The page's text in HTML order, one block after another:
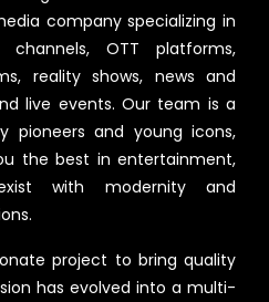
company specializing in
channels, OTT platforms,
reality shows, news and
live events. Our team is a
pioneers and young icons,
the best in entertainment,
with modernity and
project to bring quality
has evolved into a multi-